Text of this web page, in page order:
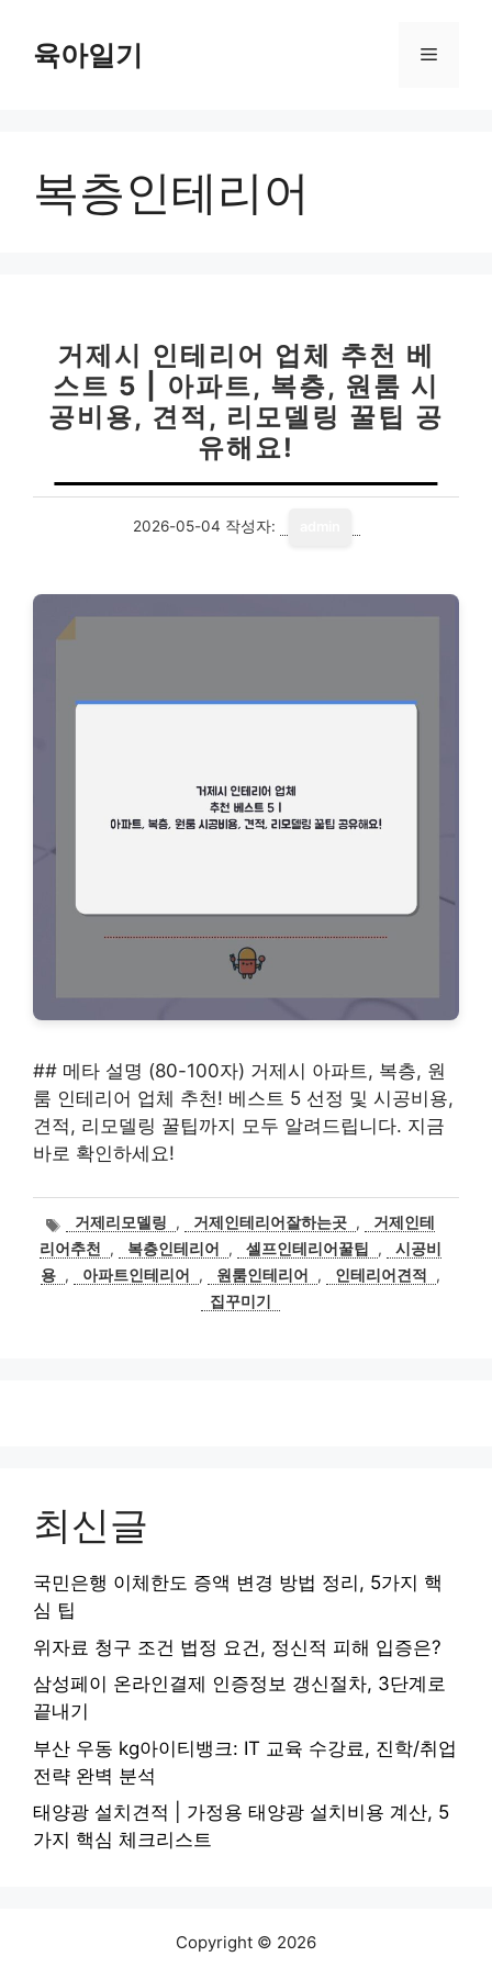
육아일기 메
복층인테리어
거제시 인테리어 업체 추천 베
스트 5 | 아파트, 복층, 원룸 시
공비용, 견적, 리모델링 꿀팁 공
유해요!
2026-05-04 작성자:
## 메타 설명 (80-100자) 거제시 아파트, 복층, 원
룸 인테리어 업체 추천! 베스트 5 선정 및 시공비용,
견적, 리모델링 꿀팁까지 모두 알려드립니다. 지금
바로 확인하세요!
태
그
거제리모델링 , 거제인테리어잘하는곳 ,
거제인테
리어추천
, 복층인테리어 , 셀프인테리어꿀팁 ,
시공비
용 , 아파트인테리어 , 원룸인테리어 , 인테리어견적
,
집꾸미기
최신글
국민은행 이체한도 증액 변경 방법 정리, 5가지 핵
심 팁
위자료 청구 조건 법정 요건, 정신적 피해 입증은?
삼성페이 온라인결제 인증정보 갱신절차, 3단계로
끝내기
부산 우동 kg아이티뱅크: IT 교육 수강료, 진학/취업
전략 완벽 분석
태양광 설치견적 | 가정용 태양광 설치비용 계산, 5
가지 핵심 체크리스트
Copyright © 2026